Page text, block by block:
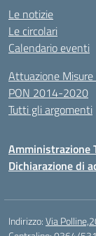
Le notizie
Le circolari
Calendario eventi
Attuazione Misure
PON 2014-2020
Tutti gli argomenti
Amministrazione
Dichiarazione di
Indirizzo:Via